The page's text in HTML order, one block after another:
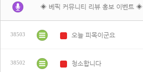
◈ 베픽 커뮤니티 리뷰 홍보 이벤트 ◈
38503 오늘 피목이군요
38502 청소합니다